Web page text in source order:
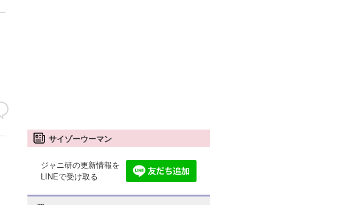
サイゾーウーマン
ジャニ研の更新情報を
LINEで受け取る